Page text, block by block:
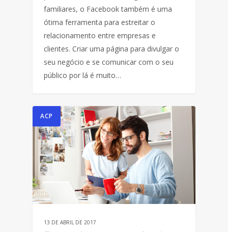
familiares, o Facebook também é uma
ótima ferramenta para estreitar o
relacionamento entre empresas e
clientes. Criar uma página para divulgar o
seu negócio e se comunicar com o seu
público por lá é muito…
ACP
13 DE ABRIL DE 2017